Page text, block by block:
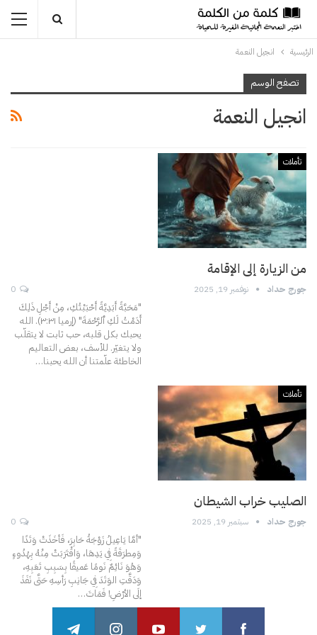
الرئيسية انجيل النعمة
تصفح الوسم
انجيل النعمة
تأملات
من الزيارة إلى الإقامة
جورج حداد نوفمبر 19, 2025
"مَحَبَّةً أَبَدِيَّةً أَحْبَبْتُكِ، مِنْ أَجْلِ ذَلِكَ
أَدَمْتُ لَكِ ٱلرَّحْمَةَ" (إرميا ٣:٣۱).
الله
يحبك بكل قلبه، حب ثابت لا يتقلّب
ولا يتغيّر. للأسف، بعض التعاليم
الخاطئة علّمتنا أن الله يحبنا…
تأملات
الصليب خراب الشيطان
جورج حداد سبتمبر 19, 2025
"أمَّا يَاعِيلُ زَوْجَةُ حَابِرَ، فَأخَذَتْ وَتَدًا
وَمِطرَقَةً فِي يَدِهَا، وَاقْتَرَبَتْ مِنْهُ بِهُدُوءٍ
وَهُوَ نَائِمٌ نَومًا عَميقًا بِسَبِبِ تَعَبِهِ،
وَدَقَّتِ الوَتَدَ فِي جَانِبِ رَأسِهِ حَتَّى نَفَذَ
إلَى الأرْضِ! فَمَاتَ…